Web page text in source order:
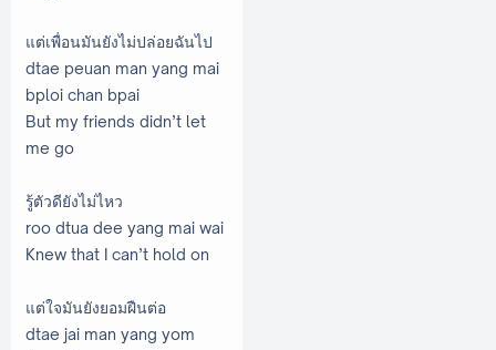
แต่เพื่อนมันยังไม่ปล่อยฉันไป
dtae peuan man yang mai
bploi chan bpai
But my friends didn’t let
me go
รู้ตัวดียังไม่ไหว
roo dtua dee yang mai wai
Knew that I can’t hold on
แต่ใจมันยังยอมฝืนต่อ
dtae jai man yang yom